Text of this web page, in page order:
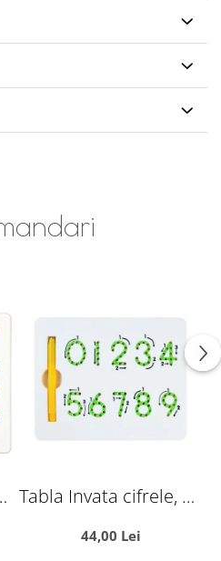
Tabla Invata cifrele, cu
44,00 Lei